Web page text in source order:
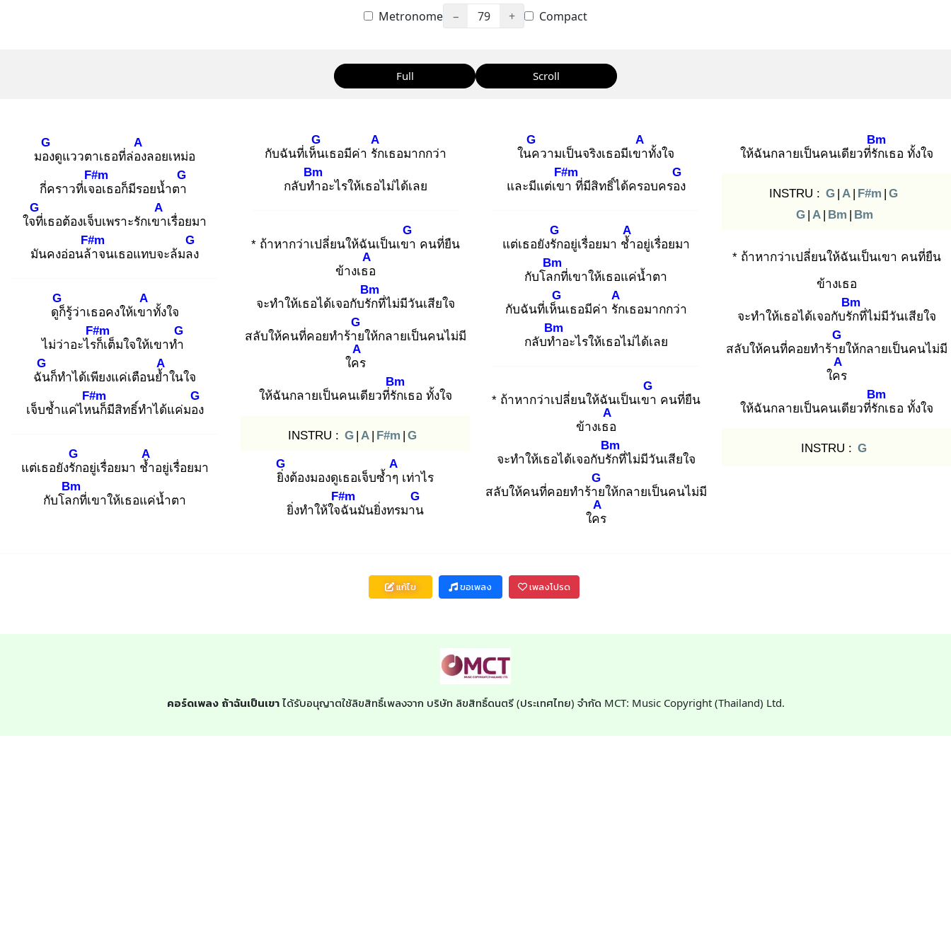
Metronome − 79 + Compact
Full Scroll
มอง
G
ดูแววตาเธอที่ล่อง
A
ลอยเหม่อ
กี่คราวที่เจอ
F#m
เธอก็มีรอยน้ำตา
G
ใจที่
G
เธอต้องเจ็บเพราะรักเขา
A
เรื่อยมา
มันคงอ่อนล้า
F#m
จนเธอแทบจะล้มลง
G
ดูก็
G
รู้ว่าเธอคงให้เขา
A
ทั้งใจ
ไม่ว่าอะไรก็
F#m
เต็มใจให้เขาทำ
G
ฉัน
G
ก็ทำได้เพียงแค่เตือนย้ำ
A
ในใจ
เจ็บช้ำแค่ไหน
F#m
ก็มีสิทธิ์ทำได้แค่มอง
G
แต่เธอยังรัก
G
อยู่เรื่อยมา ช้ำ
A
อยู่เรื่อยมา
กับโลก
Bm
ที่เขาให้เธอแค่น้ำตา
กับฉันที่เห็น
G
เธอมีค่า รัก
A
เธอมากกว่า
กลับทำ
Bm
อะไรให้เธอไม่ได้เลย
* ถ้าหากว่าเปลี่ยนให้ฉันเป็นเขา
G
คนที่ยืน
ข้างเธอ
A
จะทำให้เธอได้เจอกับรัก
Bm
ที่ไม่มีวันเสียใจ
สลับให้คนที่คอยทำร้าย
G
ให้กลายเป็นคนไม่มี
ใคร
A
ให้ฉันกลายเป็นคนเดียวที่รัก
Bm
เธอ ทั้งใจ
INSTRU : G | A | F#m | G
ยิ่ง
G
ต้องมองดูเธอเจ็บซ้ำๆ
A
เท่าไร
ยิ่งทำให้ใจฉั
F#m
นมันยิ่งทรมาน
G
ในค
G
วามเป็นจริงเธอมีเขา
A
ทั้งใจ
และมีแต่เขา
F#m
ที่มีสิทธิ์ได้ครอบครอง
G
แต่เธอยังรัก
G
อยู่เรื่อยมา ช้ำ
A
อยู่เรื่อยมา
กับโลก
Bm
ที่เขาให้เธอแค่น้ำตา
กับฉันที่เห็น
G
เธอมีค่า รัก
A
เธอมากกว่า
กลับทำ
Bm
อะไรให้เธอไม่ได้เลย
* ถ้าหากว่าเปลี่ยนให้ฉันเป็นเขา
G
คนที่ยืน
ข้างเธอ
A
จะทำให้เธอได้เจอกับรัก
Bm
ที่ไม่มีวันเสียใจ
สลับให้คนที่คอยทำร้าย
G
ให้กลายเป็นคนไม่มี
ใคร
A
ให้ฉันกลายเป็นคนเดียวที่รัก
Bm
เธอ ทั้งใจ
INSTRU : G | A | F#m | G
G | A | Bm | Bm
* ถ้าหากว่าเปลี่ยนให้ฉันเป็นเขา คนที่ยืน
ข้างเธอ
จะทำให้เธอได้เจอกับรัก
Bm
ที่ไม่มีวันเสียใจ
สลับให้คนที่คอยทำร้าย
G
ให้กลายเป็นคนไม่มี
ใคร
A
ให้ฉันกลายเป็นคนเดียวที่รัก
Bm
เธอ ทั้งใจ
INSTRU : G
แก้ไข ขอเพลง เพลงโปรด
คอร์ดเพลง ถ้าฉันเป็นเขาได้รับอนุญาตใช้ลิขสิทธิ์เพลงจาก บริษัท ลิขสิทธิ์ดนตรี (ประเทศไทย) จำกัด MCT: Music Copyright (Thailand) Ltd.